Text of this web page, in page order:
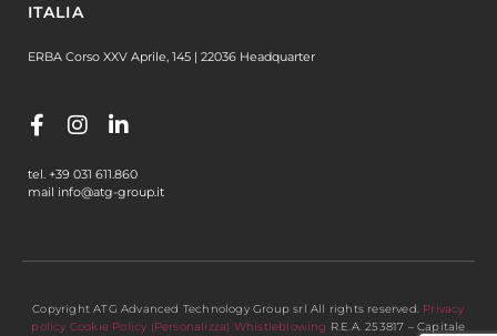
ITALIA
ERBA Corso XXV Aprile, 145 | 22036 Headquarter
tel. +39 031 611.860
mail info@atg-group.it
Copyright ATG Advanced Technology Group srl All rights reserved. Privacy
policy Cookie Policy (Personalizza) Whistleblowing R.E.A. 253817 – Capitale